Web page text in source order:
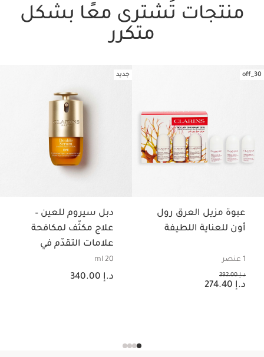
منتجات تُشترى معًا بشكل
متكرر
30_off
عبوة مزيل العرق رول
أون للعناية اللطيفة
1 عنصر
د.إ 392.00
السعر الحالي هو د.إ 274.40
د.إ 274.40
جديد
دبل سيروم للعين –
علاج مكثّف لمكافحة
علامات التقدّم في
السن لمنطقة العين
20 ml
السعر الحالي هو د.إ 340.00
د.إ 340.00